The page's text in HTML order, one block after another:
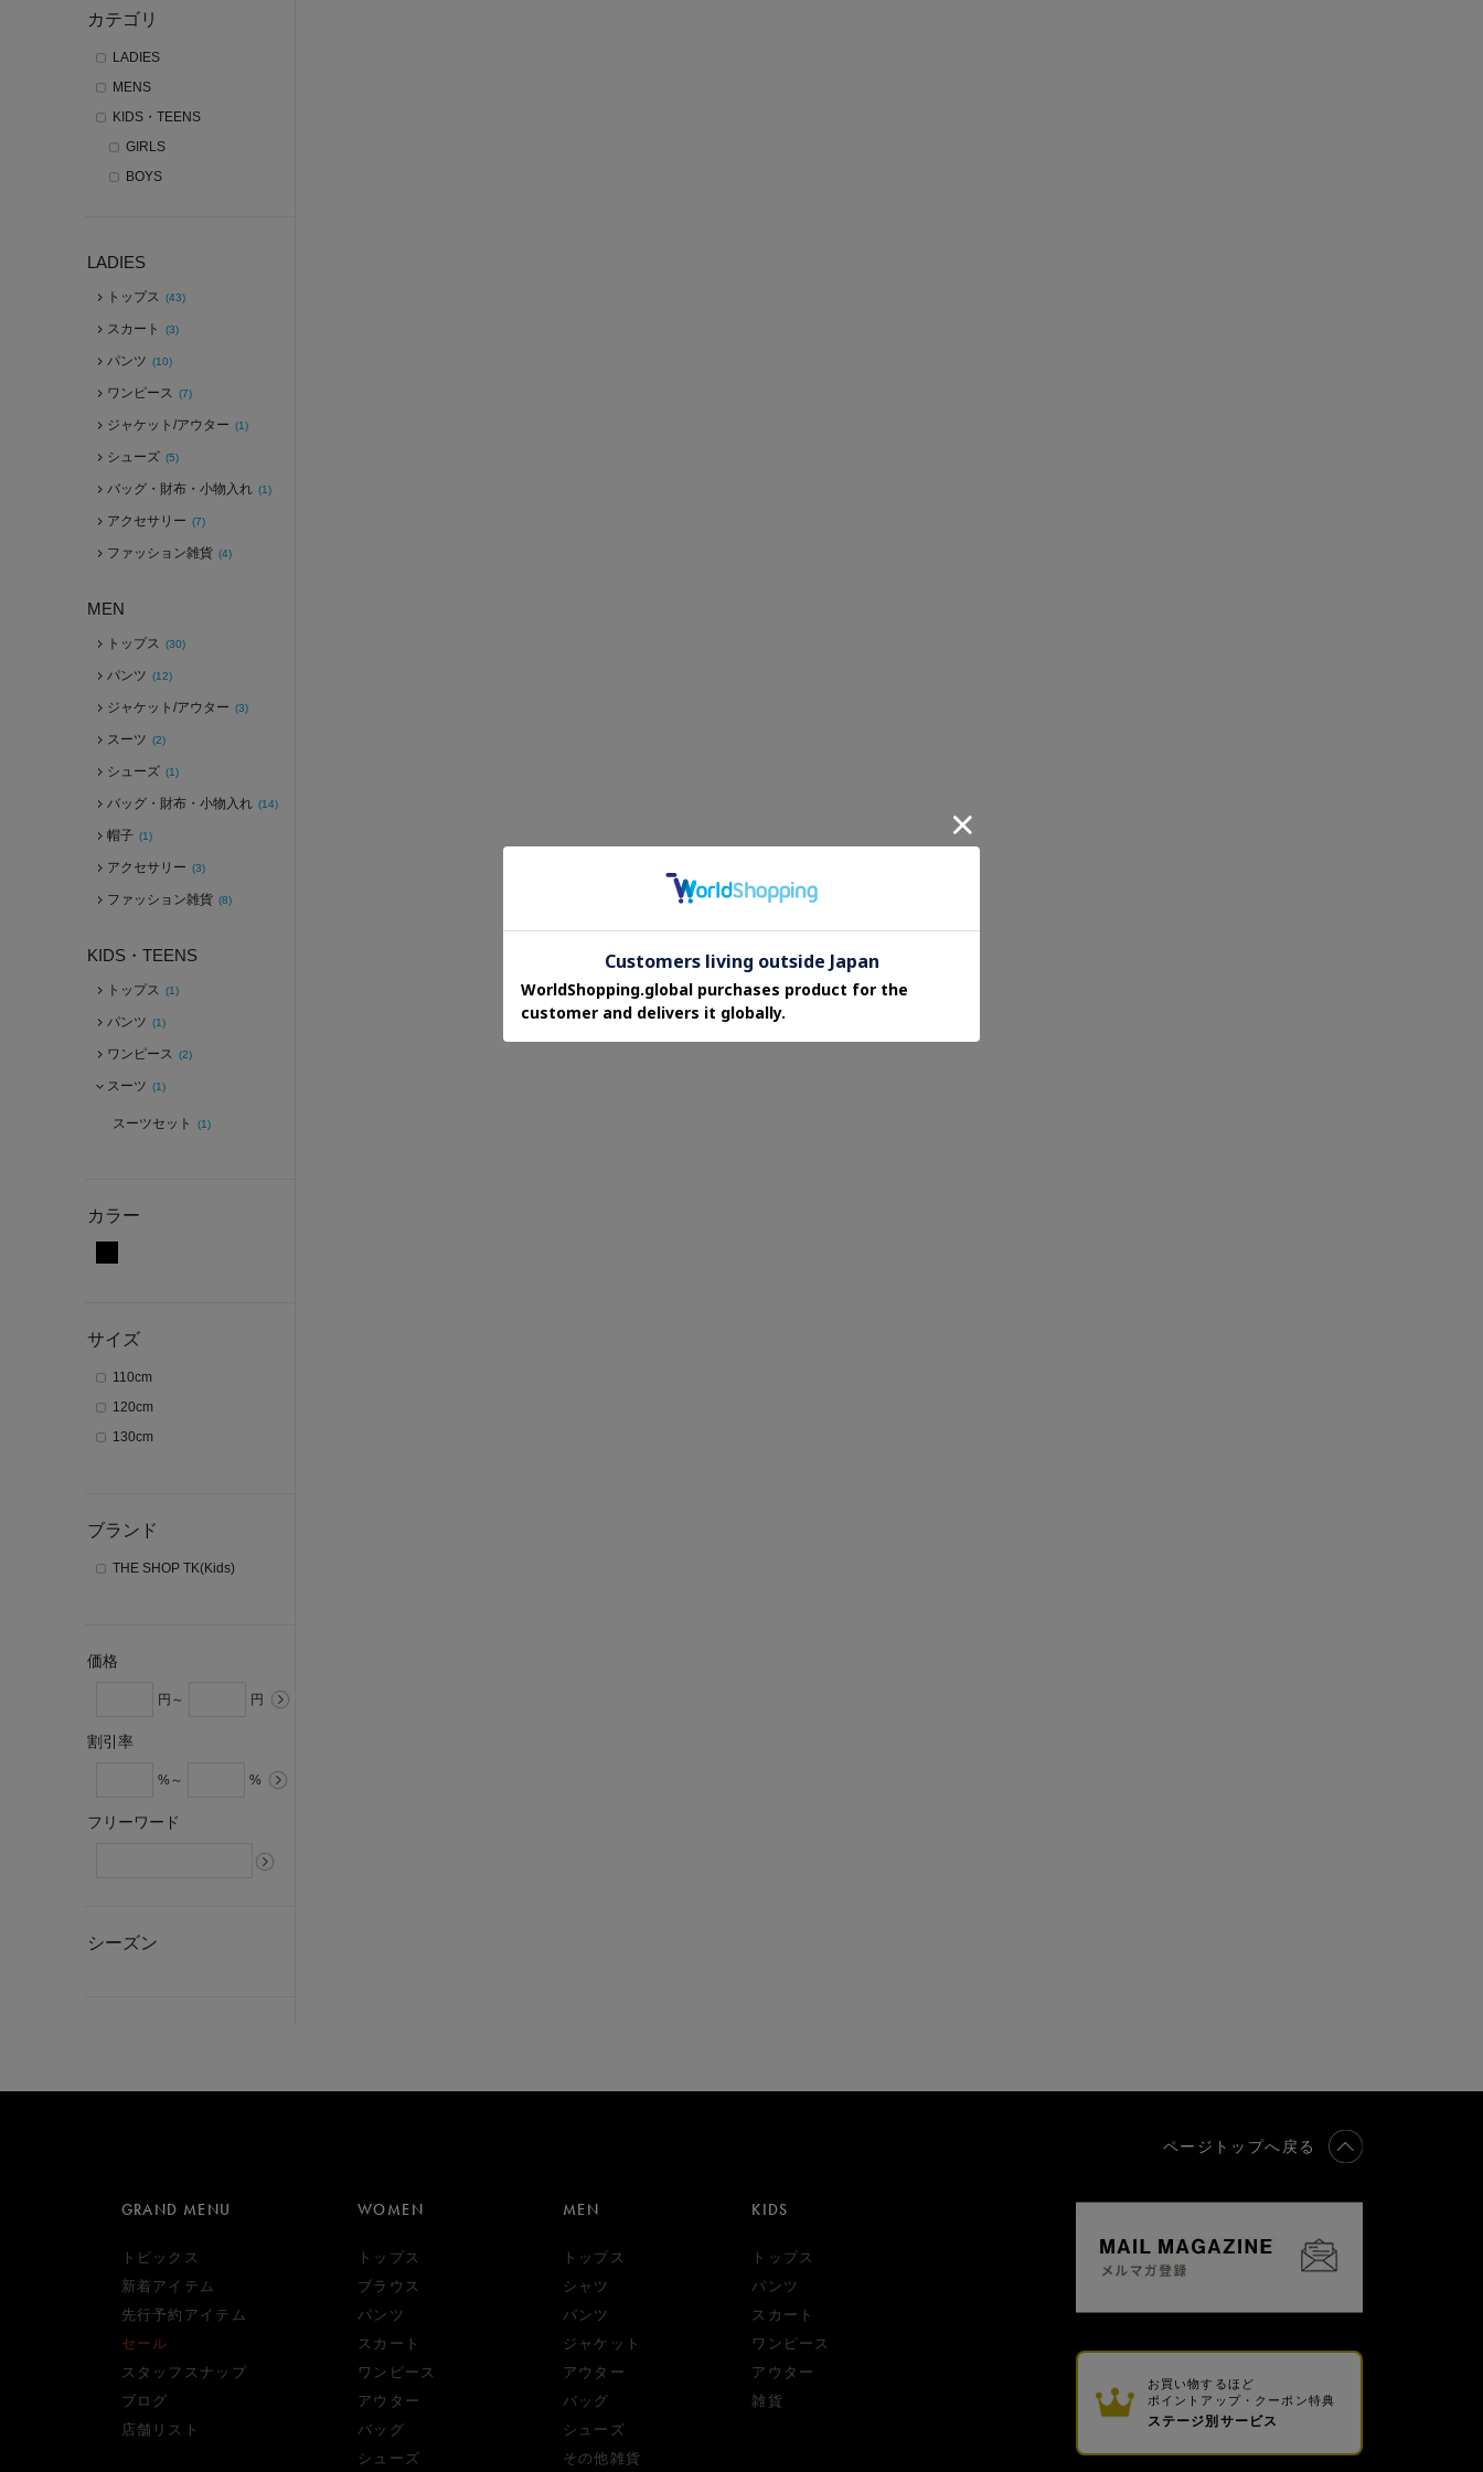
カテゴリ
LADIES
MENS
KIDS・TEENS
GIRLS
BOYS
LADIES
トップス (43)
スカート (3)
パンツ (10)
ワンピース (7)
ジャケット/アウター (1)
シューズ (5)
バッグ・財布・小物入れ (1)
アクセサリー (7)
ファッション雑貨 (4)
MEN
トップス (30)
パンツ (12)
ジャケット/アウター (3)
スーツ (2)
シューズ (1)
バッグ・財布・小物入れ (14)
帽子 (1)
アクセサリー (3)
ファッション雑貨 (8)
KIDS・TEENS
トップス (1)
パンツ (1)
ワンピース (2)
スーツ (1)
スーツセット (1)
カラー
サイズ
110cm
120cm
130cm
ブランド
THE SHOP TK(Kids)
価格
円～ 円
割引率
%～ %
フリーワード
シーズン
ページトップへ戻る
GRAND MENU
トピックス
新着アイテム
先行予約アイテム
セール
スタッフスナップ
ブログ
店舗リスト
WOMEN
トップス
ブラウス
パンツ
スカート
ワンピース
アウター
バッグ
シューズ
MEN
トップス
シャツ
パンツ
ジャケット
アウター
バッグ
シューズ
その他雑貨
KIDS
トップス
パンツ
スカート
ワンピース
アウター
雑貨
お買い物するほど
ポイントアップ・クーポン特典
ステージ別サービス